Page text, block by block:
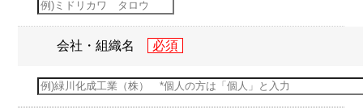
会社・組織名